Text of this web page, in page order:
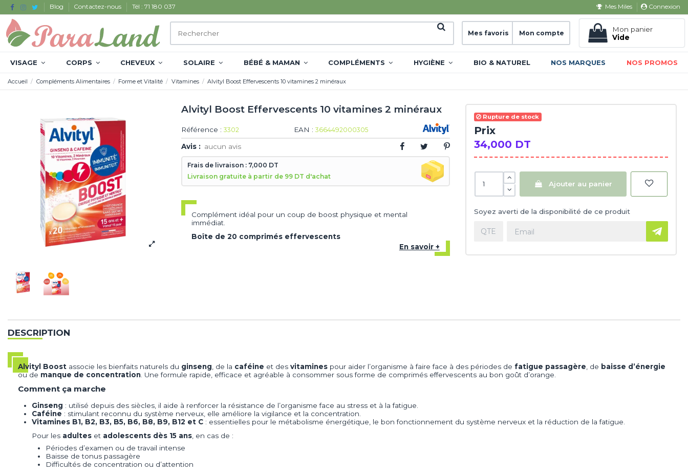
Blog Contactez-nous Tél : 71 180 037 Mes Miles Connexion
Mes favoris Mon compte
Mon panier
Vide
VISAGE CORPS CHEVEUX SOLAIRE BÉBÉ & MAMAN COMPLÉMENTS HYGIÈNE BIO & NATUREL NOS MARQUES NOS PROMOS
Accueil Compléments Alimentaires Forme et Vitalité Vitamines Alvityl Boost Effervescents 10 vitamines 2 minéraux
Alvityl Boost Effervescents 10 vitamines 2 minéraux
Référence : 3302 EAN : 3664492000305
Avis : aucun avis
Frais de livraison : 7,000 DT
Livraison gratuite à partir de 99 DT d'achat
Complément idéal pour un coup de boost physique et mental
immédiat.
Boîte de 20 comprimés effervescents
En savoir +
Rupture de stock
Prix
34,000 DT
Ajouter au panier
Soyez averti de la disponibilité de ce produit
DESCRIPTION
Alvityl Boost associe les bienfaits naturels du ginseng, de la caféine et des vitamines pour aider l’organisme à faire face à des périodes de fatigue passagère, de baisse d’énergie
ou de manque de concentration. Une formule rapide, efficace et agréable à consommer sous forme de comprimés effervescents au bon goût d’orange.
Comment ça marche
Ginseng : utilisé depuis des siècles, il aide à renforcer la résistance de l’organisme face au stress et à la fatigue.
Caféine : stimulant reconnu du système nerveux, elle améliore la vigilance et la concentration.
Vitamines B1, B2, B3, B5, B6, B8, B9, B12 et C : essentielles pour le métabolisme énergétique, le bon fonctionnement du système nerveux et la réduction de la fatigue.
Pour les adultes et adolescents dès 15 ans , en cas de :
Périodes d’examen ou de travail intense
Baisse de tonus passagère
Difficultés de concentration ou d’attention